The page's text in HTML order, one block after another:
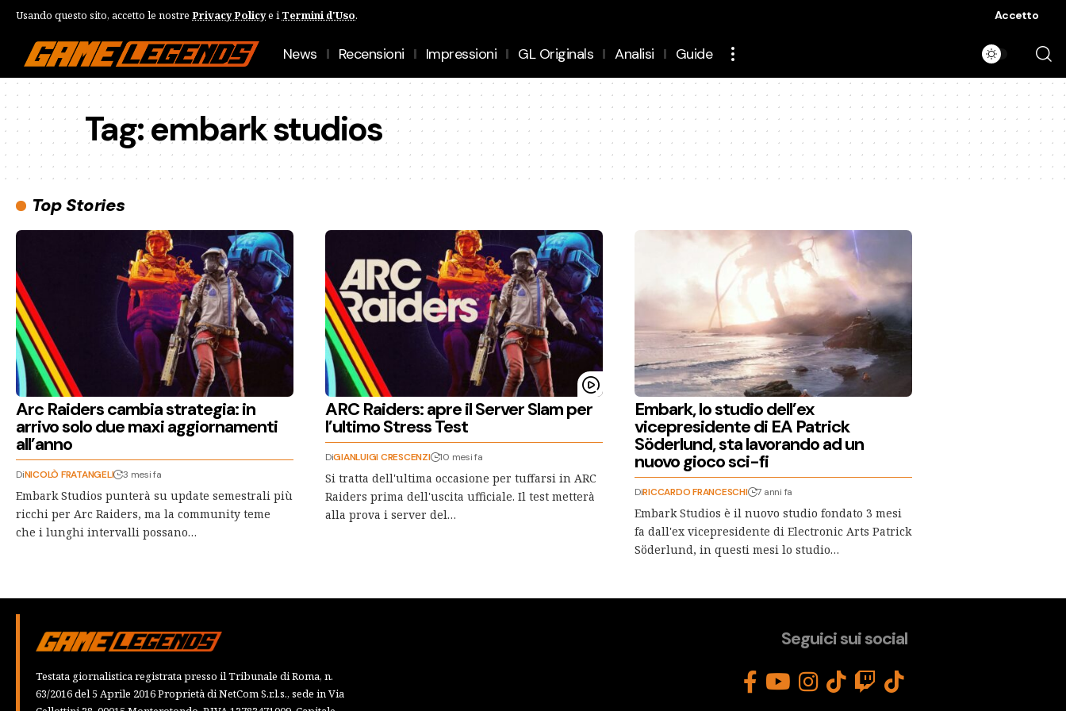
Usando questo sito, accetto le nostre Privacy Policye i Termini d'Uso. Accetto
News Recensioni Impressioni GL Originals Analisi Guide
Tag:embark studios
Top Stories
Arc Raiders cambia strategia: in
arrivo solo due maxi aggiornamenti
all’anno
DiNICOLÒ FRATANGELI 3 mesi fa
Embark Studios punterà su update semestrali più
ricchi per Arc Raiders, ma la community teme
che i lunghi intervalli possano…
ARC Raiders: apre il Server Slam per
l’ultimo Stress Test
DiGIANLUIGI CRESCENZI 10 mesi fa
Si tratta dell'ultima occasione per tuffarsi in ARC
Raiders prima dell'uscita ufficiale. Il test metterà
alla prova i server del…
Embark, lo studio dell’ex
vicepresidente di EA Patrick
Söderlund, sta lavorando ad un
nuovo gioco sci-fi
DiRICCARDO FRANCESCHI 7 anni fa
Embark Studios è il nuovo studio fondato 3 mesi
fa dall'ex vicepresidente di Electronic Arts Patrick
Söderlund, in questi mesi lo studio…
Testata giornalistica registrata presso il Tribunale di Roma, n.
63/2016 del 5 Aprile 2016 Proprietà di NetCom S.r.l.s., sede in Via
Seguici sui social